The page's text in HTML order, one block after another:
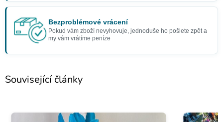
Bezproblémové vrácení
Pokud vám zboží nevyhovuje, jednoduše ho pošlete zpět a
my vám vrátíme peníze
Související články